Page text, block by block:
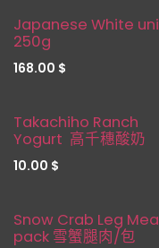
Seasonal
Japanese White uni
250g
168.00 $
缺貨
Takachiho Ranch
Yogurt 高千穗酸奶
10.00 $
Snow Crab Leg
pack 雪蟹腿肉/包